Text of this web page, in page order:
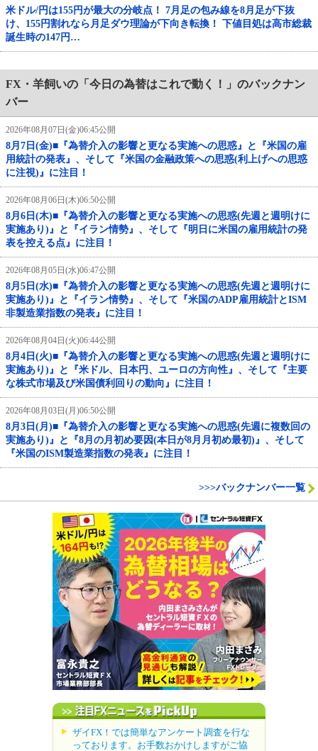
米ドル/円は155円が最大の分岐点！ 7月足の包み線を8月足が下抜
け、155円割れなら月足ダウ理論が下向き転換！ 下値目処は高市総裁
誕生時の147円…
FX・羊飼いの「今日の為替はこれで動く！」のバックナン
バー
2026年08月07日(金)06:45公開
8月7日(金)■『為替介入の影響と更なる実施への思惑』と『米国の雇
用統計の発表』、そして『米国の金融政策への思惑(利上げへの思惑
に注視)』に注目！
2026年08月06日(木)06:50公開
8月6日(木)■『為替介入の影響と更なる実施への思惑(先週と週明けに
実施あり)』と『イラン情勢』、そして『明日に米国の雇用統計の発
表を控える点』に注目！
2026年08月05日(水)06:47公開
8月5日(水)■『為替介入の影響と更なる実施への思惑(先週と週明けに
実施あり)』と『イラン情勢』、そして『米国のADP雇用統計とISM
非製造業指数の発表』に注目！
2026年08月04日(火)06:44公開
8月4日(火)■『為替介入の影響と更なる実施への思惑(先週と週明けに
実施あり)』と『米ドル、日本円、ユーロの方向性』、そして『主要
な株式市場及び米国債利回りの動向』に注目！
2026年08月03日(月)06:50公開
8月3日(月)■『為替介入の影響と更なる実施への思惑(先週に複数回の
実施あり)』と『8月の月初め要因(本日が8月月初め最初)』、そして
『米国のISM製造業指数の発表』に注目！
>>>バックナンバー一覧
ザイFX！では簡単なアンケート調査を行な
っております。お手数おかけしますがご協